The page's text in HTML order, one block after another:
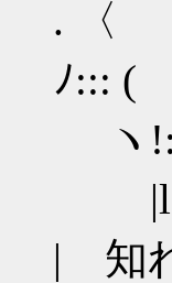
.
ﾉ::: (
ヽ
|l:
| 知